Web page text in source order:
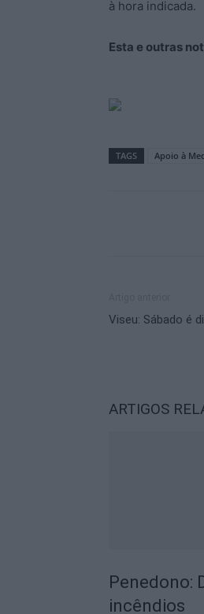
à hora indicada.
Esta e outras
TAGS Apoio à
Viseu: Sábado é
ARTIGOS
Penedono:
incêndios